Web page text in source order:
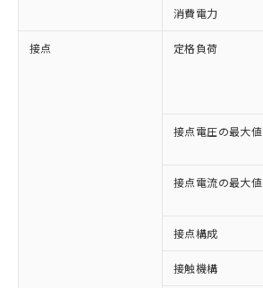
消費電力
接点 定格負荷
接点電圧の最大値
接点電流の最大値
接点構成
接触機構